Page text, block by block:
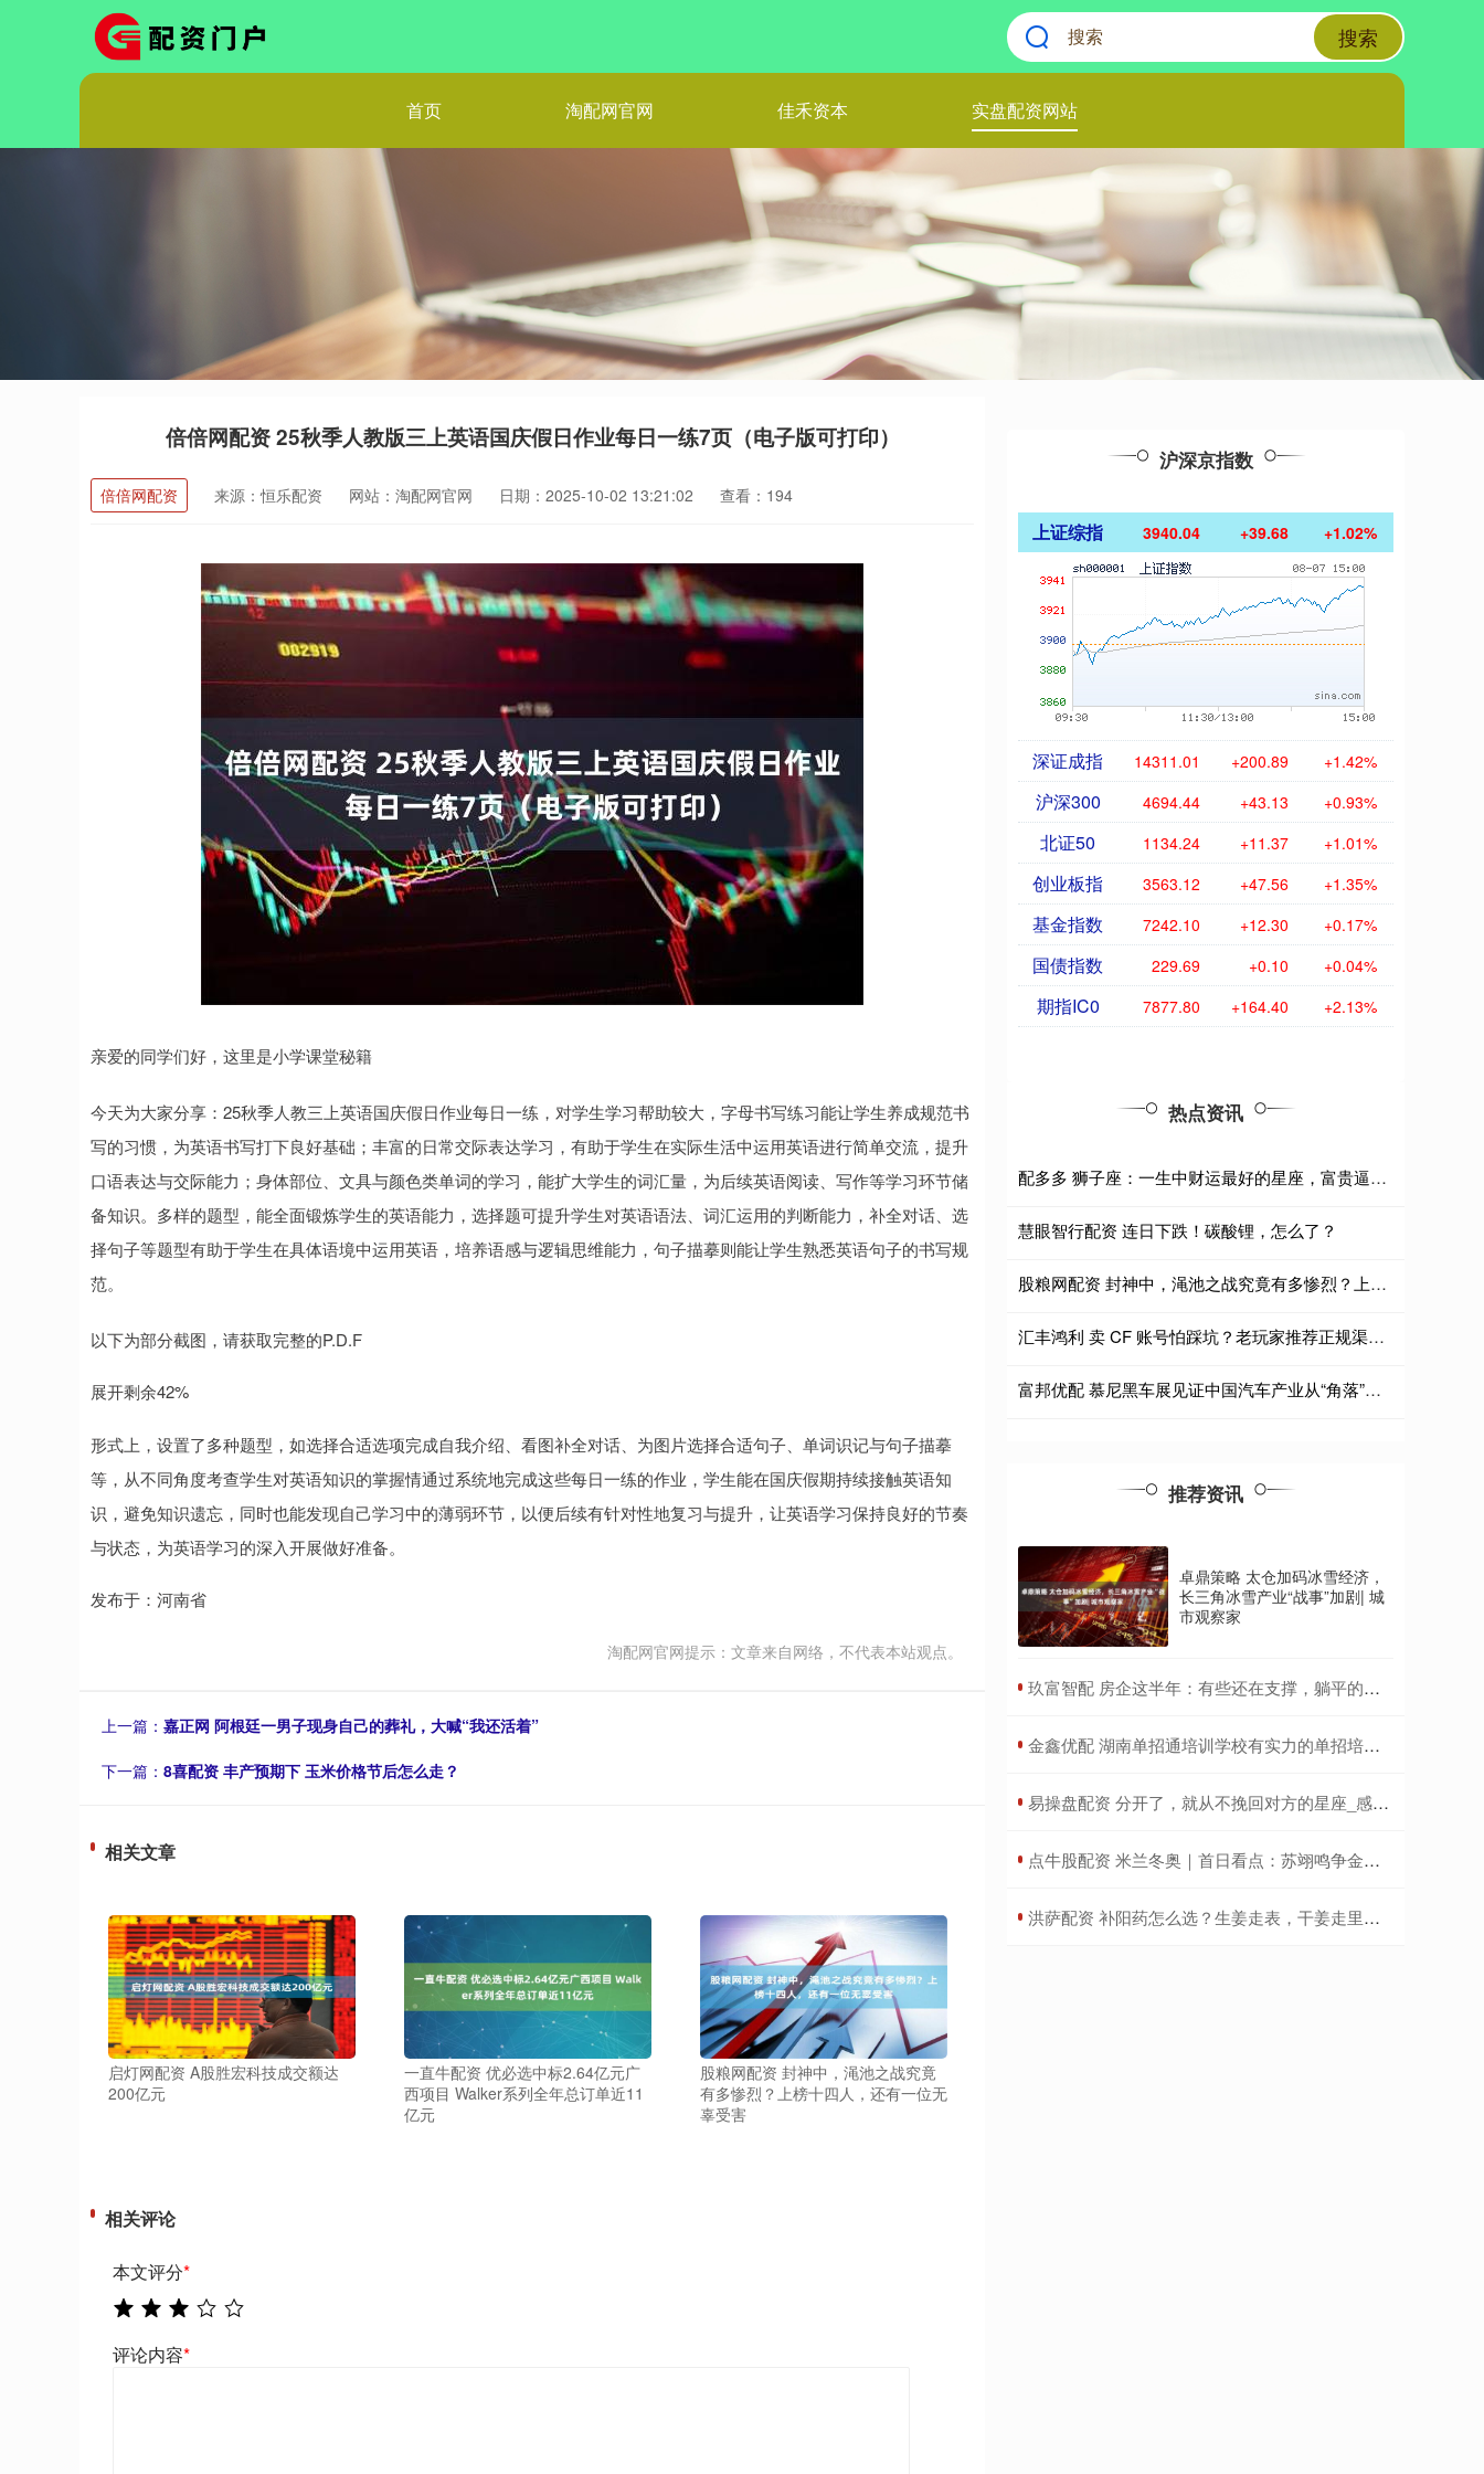
搜索
首页 淘配网官网 佳禾资本 实盘配资网站
倍倍网配资 25秋季人教版三上英语国庆假日作业每日一练7页（电子版可打印）
倍倍网配资 来源：恒乐配资 网站：淘配网官网 日期：2025-10-02 13:21:02 查看：194
亲爱的同学们好，这里是小学课堂秘籍
今天为大家分享：25秋季人教三上英语国庆假日作业每日一练，对学生学习帮助较大，字母书写练习能让学生养成规范书
写的习惯，为英语书写打下良好基础；丰富的日常交际表达学习，有助于学生在实际生活中运用英语进行简单交流，提升
口语表达与交际能力；身体部位、文具与颜色类单词的学习，能扩大学生的词汇量，为后续英语阅读、写作等学习环节储
备知识。多样的题型，能全面锻炼学生的英语能力，选择题可提升学生对英语语法、词汇运用的判断能力，补全对话、选
择句子等题型有助于学生在具体语境中运用英语，培养语感与逻辑思维能力，句子描摹则能让学生熟悉英语句子的书写规
范。
以下为部分截图，请获取完整的P.D.F
展开剩余42%
形式上，设置了多种题型，如选择合适选项完成自我介绍、看图补全对话、为图片选择合适句子、单词识记与句子描摹
等，从不同角度考查学生对英语知识的掌握情通过系统地完成这些每日一练的作业，学生能在国庆假期持续接触英语知
识，避免知识遗忘，同时也能发现自己学习中的薄弱环节，以便后续有针对性地复习与提升，让英语学习保持良好的节奏
与状态，为英语学习的深入开展做好准备。
发布于：河南省
淘配网官网提示：文章来自网络，不代表本站观点。
上一篇： 嘉正网 阿根廷一男子现身自己的葬礼，大喊“我还活着”
下一篇： 8喜配资 丰产预期下 玉米价格节后怎么走？
相关文章
启灯网配资 A股胜宏科技成交额达
200亿元
一直牛配资 优必选中标2.64亿元广
西项目 Walker系列全年总订单近11
亿元
股粮网配资 封神中，渑池之战究竟
有多惨烈？上榜十四人，还有一位无
辜受害
相关评论
本文评分*
评论内容*
沪深京指数
上证综指 3940.04 +39.68 +1.02%
深证成指 14311.01 +200.89 +1.42%
沪深300 4694.44 +43.13 +0.93%
北证50 1134.24 +11.37 +1.01%
创业板指 3563.12 +47.56 +1.35%
基金指数 7242.10 +12.30 +0.17%
国债指数 229.69 +0.10 +0.04%
期指IC0 7877.80 +164.40 +2.13%
热点资讯
配多多 狮子座：一生中财运最好的星座，富贵逼人！
慧眼智行配资 连日下跌！碳酸锂，怎么了？
股粮网配资 封神中，渑池之战究竟有多惨烈？上榜十四人，还有一位无辜受害
汇丰鸿利 卖 CF 账号怕踩坑？老玩家推荐正规渠道，保障账号变现安全
富邦优配 慕尼黑车展见证中国汽车产业从“角落”走向“C位”
推荐资讯
卓鼎策略 太仓加码冰雪经济，
长三角冰雪产业“战事”加剧| 城
市观察家
​玖富智配 房企这半年：有些还在支撑，躺平的却早已过上了好日子
​金鑫优配 湖南单招通培训学校有实力的单招培训学校吗
​易操盘配资 分开了，就从不挽回对方的星座_感情_爱情_狮子座
​点牛股配资 米兰冬奥｜首日看点：苏翊鸣争金，谷爱凌首秀
​洪萨配资 补阳药怎么选？生姜走表，干姜走里，肉桂守而不走，附子是纯爷们_症状_阳气_疾病